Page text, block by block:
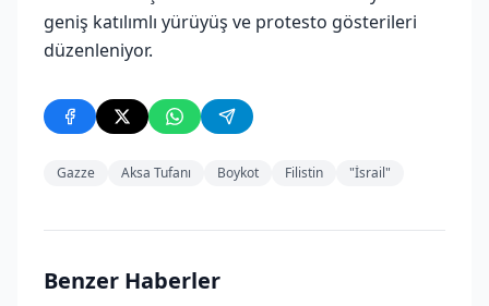
geniş katılımlı yürüyüş ve protesto gösterileri
düzenleniyor.
Gazze Aksa Tufanı Boykot Filistin "İsrail"
Benzer Haberler